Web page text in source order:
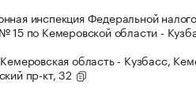
инспекция Федеральной
15 по Кемеровской области -
область - Кузбасс,
пр-кт, 32